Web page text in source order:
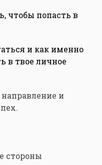
чтобы попасть в
и как именно
в твое личное
и
стороны